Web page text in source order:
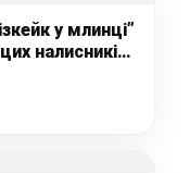
у млинці”
налисників